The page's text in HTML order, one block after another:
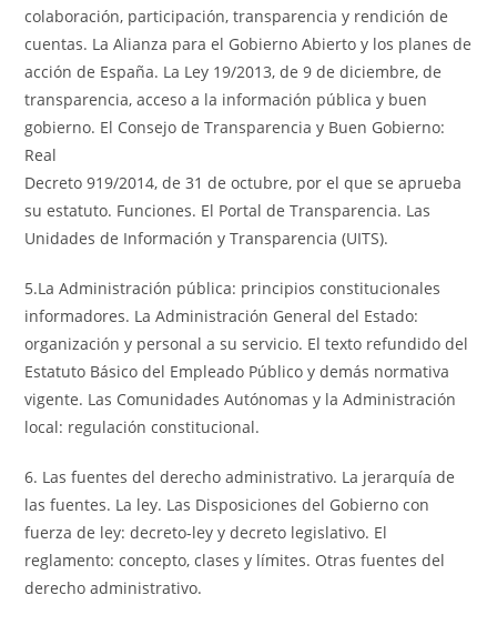
colaboración, participación, transparencia y rendición de
cuentas. La Alianza para el Gobierno Abierto y los planes de
acción de España. La Ley 19/2013, de 9 de diciembre, de
transparencia, acceso a la información pública y buen
gobierno. El Consejo de Transparencia y Buen Gobierno:
Real
Decreto 919/2014, de 31 de octubre, por el que se aprueba
su estatuto. Funciones. El Portal de Transparencia. Las
Unidades de Información y Transparencia (UITS).
5.La Administración pública: principios constitucionales
informadores. La Administración General del Estado:
organización y personal a su servicio. El texto refundido del
Estatuto Básico del Empleado Público y demás normativa
vigente. Las Comunidades Autónomas y la Administración
local: regulación constitucional.
6. Las fuentes del derecho administrativo. La jerarquía de
las fuentes. La ley. Las Disposiciones del Gobierno con
fuerza de ley: decreto-ley y decreto legislativo. El
reglamento: concepto, clases y límites. Otras fuentes del
derecho administrativo.